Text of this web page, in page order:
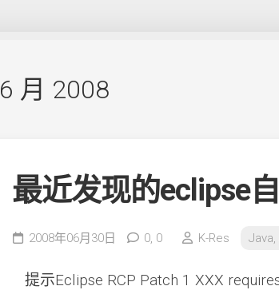
6 月 2008
最近发现的eclipse
2008年06月30日 0, 0 K-Res
提示Eclipse RCP Patch 1 XXX